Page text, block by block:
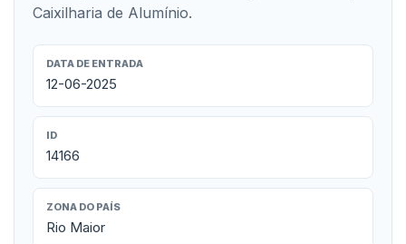
Caixilharia de Alumínio.
DATA DE ENTRADA
12-06-2025
ID
14166
ZONA DO PAÍS
Rio Maior